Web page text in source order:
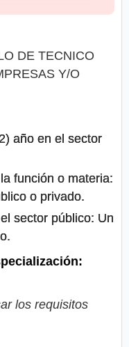
DE TECNICO
Y/O
año en el sector
función o materia:
o privado.
sector público: Un
los requisitos